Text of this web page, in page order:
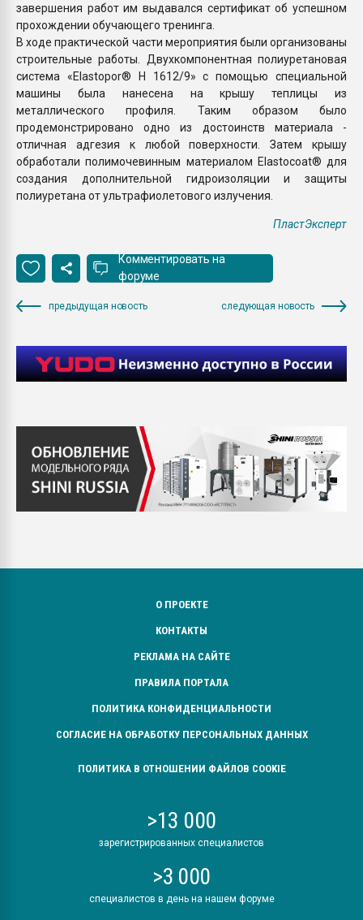
завершения работ им выдавался сертификат об успешном
прохождении обучающего тренинга.
В ходе практической части мероприятия были организованы
строительные работы. Двухкомпонентная полиуретановая
система «Elastopor® H 1612/9» с помощью специальной
машины была нанесена на крышу теплицы из
металлического профиля. Таким образом было
продемонстрировано одно из достоинств материала -
отличная адгезия к любой поверхности. Затем крышу
обработали полимочевинным материалом Elastocoat® для
создания дополнительной гидроизоляции и защиты
полиуретана от ультрафиолетового излучения.
ПластЭксперт
Комментировать на
форуме
предыдущая новость следующая новость
О ПРОЕКТЕ
КОНТАКТЫ
РЕКЛАМА НА САЙТЕ
ПРАВИЛА ПОРТАЛА
ПОЛИТИКА КОНФИДЕНЦИАЛЬНОСТИ
СОГЛАСИЕ НА ОБРАБОТКУ ПЕРСОНАЛЬНЫХ ДАННЫХ
ПОЛИТИКА В ОТНОШЕНИИ ФАЙЛОВ COOKIE
>13 000
зарегистрированных специалистов
>3 000
специалистов в день на нашем форуме